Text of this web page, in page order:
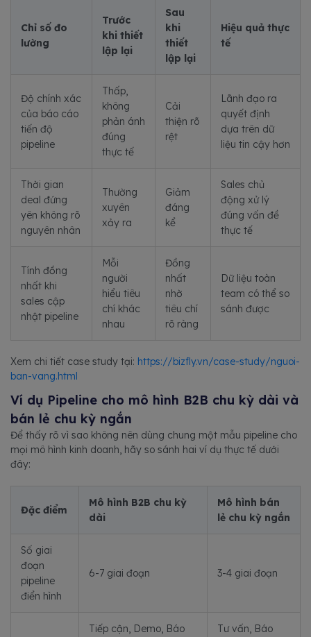
Chỉ số đo
lường
Trước
khi thiết
lập lại
Sau
khi
thiết
lập lại
Hiệu quả thực
tế
Độ chính xác
của báo cáo
tiến độ
pipeline
Thấp,
không
phản ánh
đúng
thực tế
Cải
thiện rõ
rệt
Lãnh đạo ra
quyết định
dựa trên dữ
liệu tin cậy hơn
Thời gian
deal đứng
yên không rõ
nguyên nhân
Thường
xuyên
xảy ra
Giảm
đáng
kể
Sales chủ
động xử lý
đúng vấn đề
thực tế
Tính đồng
nhất khi
sales cập
nhật pipeline
Mỗi
người
hiểu tiêu
chí khác
nhau
Đồng
nhất
nhờ
tiêu chí
rõ ràng
Dữ liệu toàn
team có thể so
sánh được
Xem chi tiết case study tại: https://bizfly.vn/case-study/nguoi-
ban-vang.html
Ví dụ Pipeline cho mô hình B2B chu kỳ dài và
bán lẻ chu kỳ ngắn
Để thấy rõ vì sao không nên dùng chung một mẫu pipeline cho
mọi mô hình kinh doanh, hãy so sánh hai ví dụ thực tế dưới
đây:
Đặc điểm
Mô hình B2B chu kỳ
dài
Mô hình bán
lẻ chu kỳ ngắn
Số giai
đoạn
pipeline
điển hình
6-7 giai đoạn 3-4 giai đoạn
Tiếp cận, Demo, Báo
Tư vấn, Báo